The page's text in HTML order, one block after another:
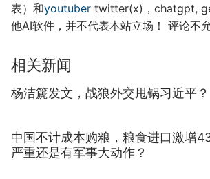
表）和youtuber twitter(x)，chatgpt,
他AI软件，并不代表本站立场！ 评论不
相关新闻
杨洁篪发文，战狼外交甩锅习近平？
中国不计成本购粮，粮食进口激增
严重还是有军事大动作？